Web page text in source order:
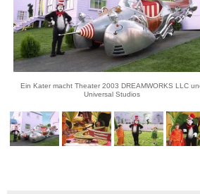
Ein Kater macht Theater 2003 DREAMWORKS LLC
Universal Studios